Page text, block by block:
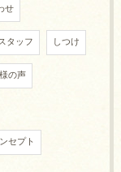
せ
タッフ しつけ
の声
セプト